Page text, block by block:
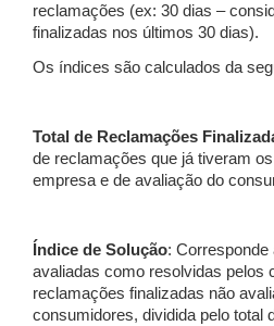
reclamações (ex: 30 dias –
finalizadas nos últimos 30 dias).
Os índices são calculados da
Total de Reclamações
de reclamações que já tiveram
empresa e de avaliação do
Índice de Solução:
avaliadas como resolvidas pelos
reclamações finalizadas não
consumidores, dividida pelo total